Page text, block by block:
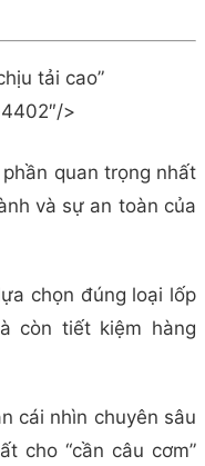
tải cao”
>
quan trọng nhất
và sự an toàn của
chọn đúng loại lốp
còn tiết kiệm hàng
cái nhìn chuyên sâu
cho “cần câu cơm”